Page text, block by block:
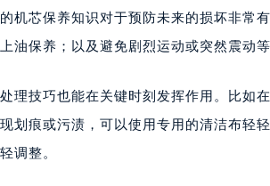
市惠城区江北文昌一路7号华贸大厦写字
市鼓楼区五四路128-1号恒力城写字楼15
芙蓉区定王台街道建湘路393号世茂环
二七区铭功路10号华润大厦写字楼29层
机芯保养知识对于预防未来的损坏非常
油保养；以及避免剧烈运动或突然震动
理技巧也能在关键时刻发挥作用。比如
划痕或污渍，可以使用专用的清洁布轻
调整。